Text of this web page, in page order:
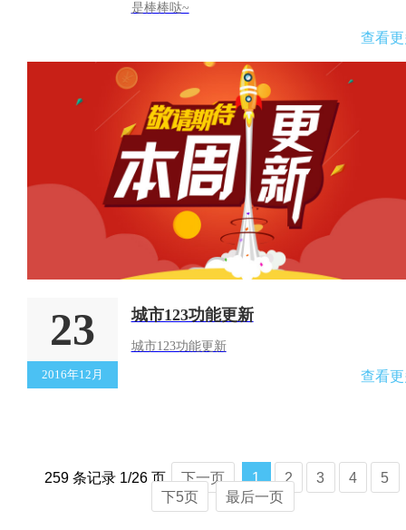
是棒棒哒~
查看
23
2016年12月
城市123功能更新
城市123功能更新
查看
259 条记录 1/26 页 下一页 1 2 3 4
5
下5页
最后一页